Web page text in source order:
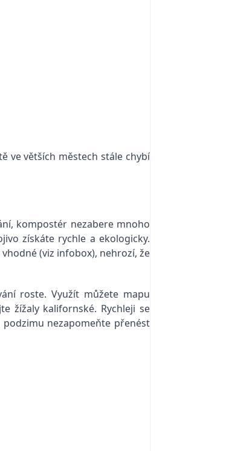
ve větších městech stále chybí
kompostér nezabere mnoho
získáte rychle a ekologicky.
(viz infobox), nehrozí, že
roste. Využít můžete mapu
žížaly kalifornské. Rychleji se
nezapomeňte přenést